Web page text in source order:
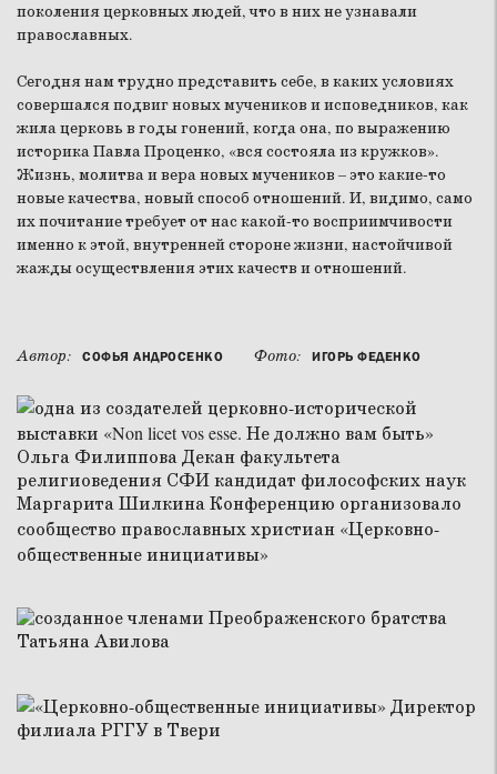
поколения церковных людей, что в них не узнавали
православных.
Сегодня нам трудно представить себе, в каких условиях
совершался подвиг новых мучеников и исповедников, как
жила церковь в годы гонений, когда она, по выражению
историка Павла Проценко, «вся состояла из кружков».
Жизнь, молитва и вера новых мучеников – это какие-то
новые качества, новый способ отношений. И, видимо, само
их почитание требует от нас какой-то восприимчивости
именно к этой, внутренней стороне жизни, настойчивой
жажды осуществления этих качеств и отношений.
Автор: СОФЬЯ АНДРОСЕНКО Фото: ИГОРЬ ФЕДЕНКО